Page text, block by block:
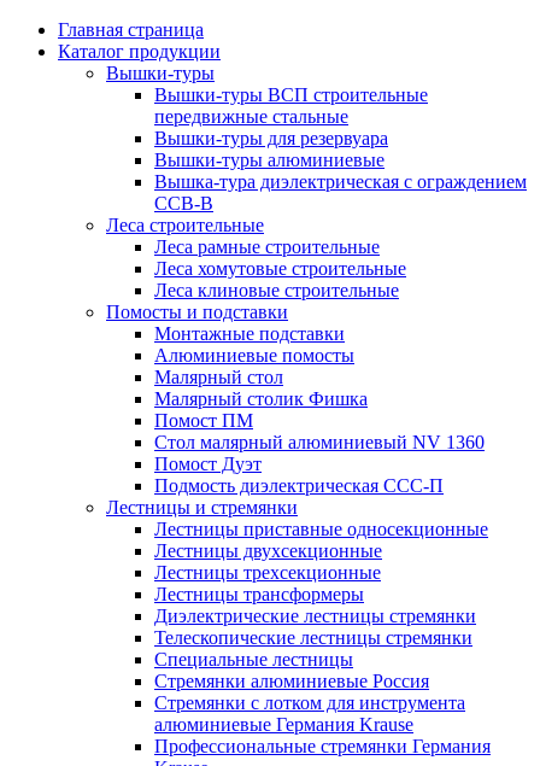
Главная страница
Каталог продукции
Вышки-туры
Вышки-туры ВСП строительные
передвижные стальные
Вышки-туры для резервуара
Вышки-туры алюминиевые
Вышка-тура диэлектрическая с ограждением
ССВ-В
Леса строительные
Леса рамные строительные
Леса хомутовые строительные
Леса клиновые строительные
Помосты и подставки
Монтажные подставки
Алюминиевые помосты
Малярный стол
Малярный столик Фишка
Помост ПМ
Стол малярный алюминиевый NV 1360
Помост Дуэт
Подмость диэлектрическая ССС-П
Лестницы и стремянки
Лестницы приставные односекционные
Лестницы двухсекционные
Лестницы трехсекционные
Лестницы трансформеры
Диэлектрические лестницы стремянки
Телескопические лестницы стремянки
Специальные лестницы
Стремянки алюминиевые Россия
Стремянки c лотком для инструмента
алюминиевые Германия Krause
Профессиональные стремянки Германия